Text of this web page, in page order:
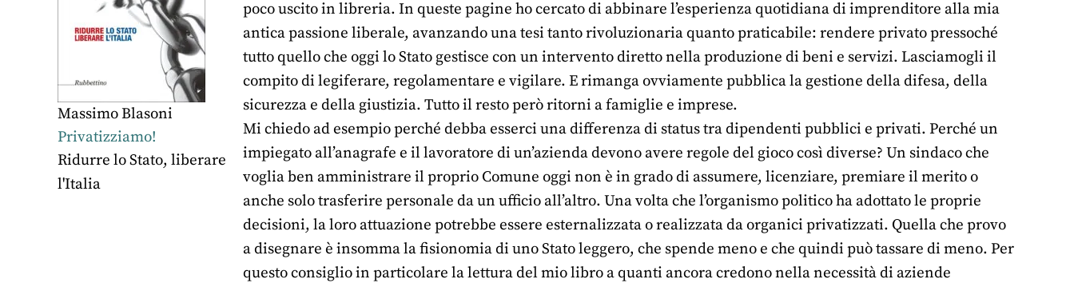
Massimo Blasoni
Privatizziamo!
Ridurre lo Stato, liberare
l'Italia
poco uscito in libreria. In queste pagine ho cercato di abbinare l’esperienza quotidiana di imprenditore alla mia
antica passione liberale, avanzando una tesi tanto rivoluzionaria quanto praticabile: rendere privato pressoché
tutto quello che oggi lo Stato gestisce con un intervento diretto nella produzione di beni e servizi. Lasciamogli il
compito di legiferare, regolamentare e vigilare. E rimanga ovviamente pubblica la gestione della difesa, della
sicurezza e della giustizia. Tutto il resto però ritorni a famiglie e imprese.
Mi chiedo ad esempio perché debba esserci una differenza di status tra dipendenti pubblici e privati. Perché un
impiegato all’anagrafe e il lavoratore di un’azienda devono avere regole del gioco così diverse? Un sindaco che
voglia ben amministrare il proprio Comune oggi non è in grado di assumere, licenziare, premiare il merito o
anche solo trasferire personale da un ufficio all’altro. Una volta che l’organismo politico ha adottato le proprie
decisioni, la loro attuazione potrebbe essere esternalizzata o realizzata da organici privatizzati. Quella che provo
a disegnare è insomma la fisionomia di uno Stato leggero, che spende meno e che quindi può tassare di meno. Per
questo consiglio in particolare la lettura del mio libro a quanti ancora credono nella necessità di aziende